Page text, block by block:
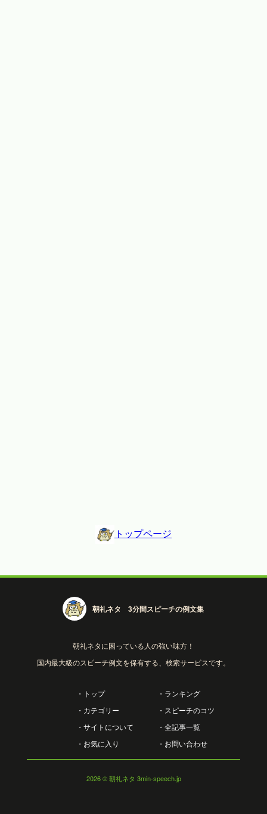
トップページ
朝礼ネタ 3分間スピーチの例文集
朝礼ネタに困っている人の強い味方！
国内最大級のスピーチ例文を保有する、検索サービスです。
・トップ
・カテゴリー
・サイトについて
・お気に入り
・ランキング
・スピーチのコツ
・全記事一覧
・お問い合わせ
2026© 朝礼ネタ 3min-speech.jp